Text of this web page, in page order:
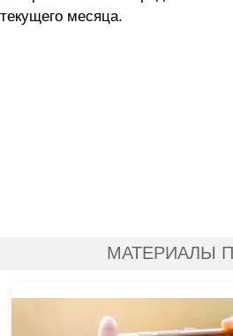
текущего месяца.
МАТЕРИАЛЫ